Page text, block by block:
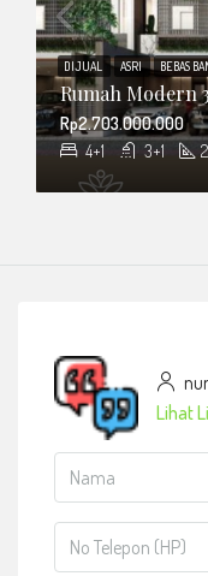
Rumah Modern
4+1 3+1
Rp2.703.000.000
DIJUAL ASRI BEBAS
Lihat